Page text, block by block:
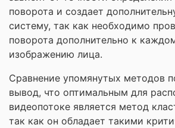
поворота и создает
систему, так как необходимо
поворота дополнительно к
изображению лица.
Сравнение упомянутых методов
вывод, что оптимальным для
видеопотоке является метод
так как он обладает такими